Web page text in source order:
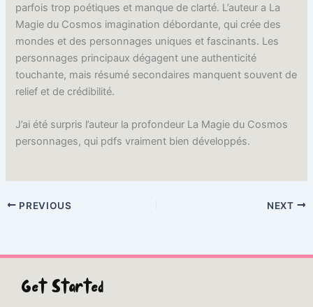
parfois trop poétiques et manque de clarté. L’auteur a La
Magie du Cosmos imagination débordante, qui crée des
mondes et des personnages uniques et fascinants. Les
personnages principaux dégagent une authenticité
touchante, mais résumé secondaires manquent souvent de
relief et de crédibilité.
J’ai été surpris l’auteur la profondeur La Magie du Cosmos
personnages, qui pdfs vraiment bien développés.
PREVIOUS NEXT
Get Started